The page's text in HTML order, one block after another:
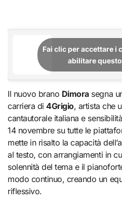
Fai clic per accettare i
abilitare
Il nuovo brano Dimorasegna
carriera di4Grigio, artista che
cantautorale italiana e
14 novembre su tutte le
mette in risalto la capacità
al testo, con arrangiamenti in
solennità del tema e il
modo continuo, creando un
riflessivo.